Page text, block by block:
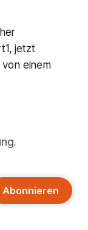
jetzt
von einem
Abonnieren